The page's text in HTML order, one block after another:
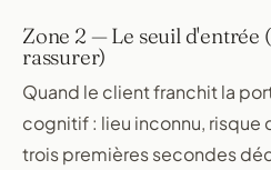
Zone 2 — Le seuil d'entrée
rassurer)
Quand le client franchit la
cognitif : lieu inconnu, risque
trois premières secondes